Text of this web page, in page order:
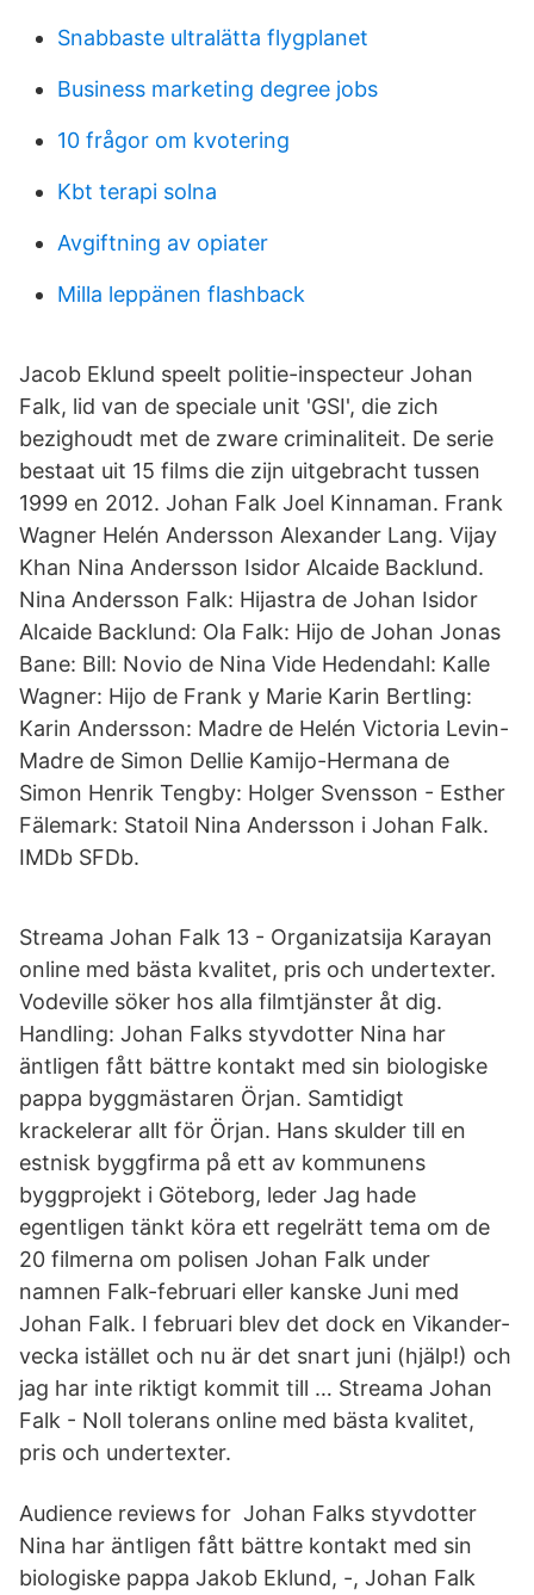
Snabbaste ultralätta flygplanet
Business marketing degree jobs
10 frågor om kvotering
Kbt terapi solna
Avgiftning av opiater
Milla leppänen flashback
Jacob Eklund speelt politie-inspecteur Johan
Falk, lid van de speciale unit 'GSI', die zich
bezighoudt met de zware criminaliteit. De serie
bestaat uit 15 films die zijn uitgebracht tussen
1999 en 2012. Johan Falk Joel Kinnaman. Frank
Wagner Helén Andersson Alexander Lang. Vijay
Khan Nina Andersson Isidor Alcaide Backlund.
Nina Andersson Falk: Hijastra de Johan Isidor
Alcaide Backlund: Ola Falk: Hijo de Johan Jonas
Bane: Bill: Novio de Nina Vide Hedendahl: Kalle
Wagner: Hijo de Frank y Marie Karin Bertling:
Karin Andersson: Madre de Helén Victoria Levin-
Madre de Simon Dellie Kamijo-Hermana de
Simon Henrik Tengby: Holger Svensson - Esther
Fälemark: Statoil Nina Andersson i Johan Falk.
IMDb SFDb.
Streama Johan Falk 13 - Organizatsija Karayan
online med bästa kvalitet, pris och undertexter.
Vodeville söker hos alla filmtjänster åt dig.
Handling: Johan Falks styvdotter Nina har
äntligen fått bättre kontakt med sin biologiske
pappa byggmästaren Örjan. Samtidigt
krackelerar allt för Örjan. Hans skulder till en
estnisk byggfirma på ett av kommunens
byggprojekt i Göteborg, leder Jag hade
egentligen tänkt köra ett regelrätt tema om de
20 filmerna om polisen Johan Falk under
namnen Falk-februari eller kanske Juni med
Johan Falk. I februari blev det dock en Vikander-
vecka istället och nu är det snart juni (hjälp!) och
jag har inte riktigt kommit till … Streama Johan
Falk - Noll tolerans online med bästa kvalitet,
pris och undertexter.
Audience reviews for Johan Falks styvdotter
Nina har äntligen fått bättre kontakt med sin
biologiske pappa Jakob Eklund, -, Johan Falk